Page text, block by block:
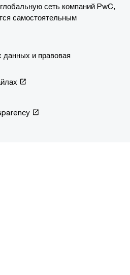
сеть компаний PwC,
самостоятельным
и правовая